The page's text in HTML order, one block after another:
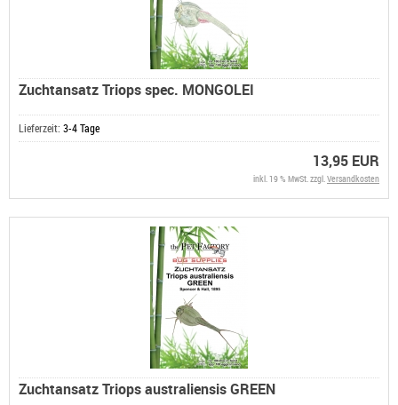
Zuchtansatz Triops spec. MONGOLEI
Lieferzeit: 3-4 Tage
13,95 EUR
inkl. 19 % MwSt. zzgl.Versandkosten
Zuchtansatz Triops australiensis GREEN